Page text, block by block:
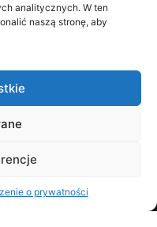
analitycznych. W ten
naszą stronę, aby
o prywatności
Napisz do
Bezpieczeństwo